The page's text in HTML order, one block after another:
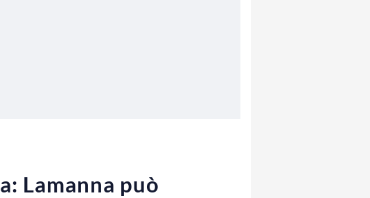
Lamanna può